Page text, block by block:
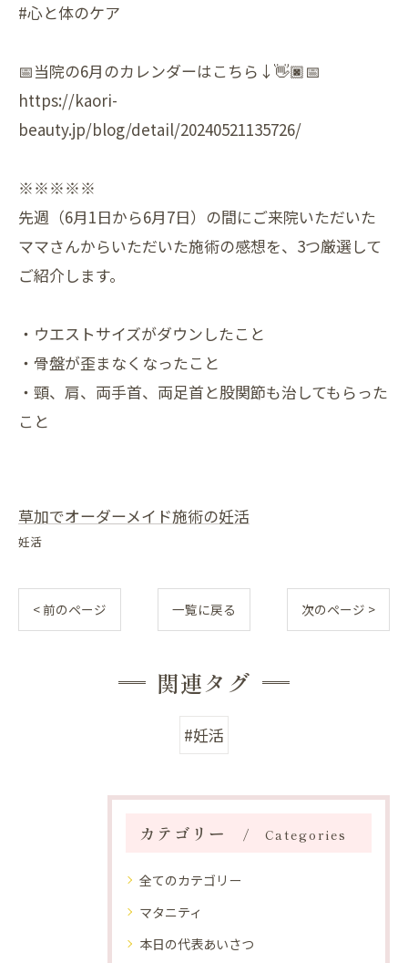
#心と体のケア
📅当院の6月のカレンダーはこちら↓👋🏿📅
https://kaori-
beauty.jp/blog/detail/20240521135726/
※※※※※
先週（6月1日から6月7日）の間にご来院いただいた
ママさんからいただいた施術の感想を、3つ厳選して
ご紹介します。
・ウエストサイズがダウンしたこと
・骨盤が歪まなくなったこと
・頸、肩、両手首、両足首と股関節も治してもらった
こと
草加でオーダーメイド施術の妊活
妊活
< 前のページ 一覧に戻る 次のページ >
関連タグ
#妊活
カテゴリー Categories
全てのカテゴリー
マタニティ
本日の代表あいさつ